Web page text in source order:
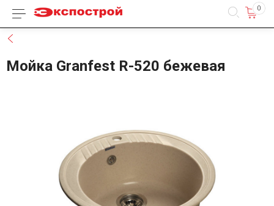
Каталог товаров 0
Мойка Granfest R-520 бежевая